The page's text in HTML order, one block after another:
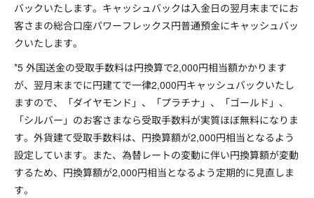
バックいたします。キャッシュバックは入金日の翌月末までにお
客さまの総合口座パワーフレックス円普通預金にキャッシュバッ
クいたします。
*5 外国送金の受取手数料は円換算で2,000円相当額かかります
が、翌月末までに円建てで一律2,000円キャッシュバックいたし
ますので、「ダイヤモンド」、「プラチナ」、「ゴールド」、
「シルバー」のお客さまなら受取手数料が実質ほぼ無料になりま
す。外貨建て受取手数料は、円換算額が2,000円相当となるよう
設定しています。また、為替レートの変動に伴い円換算額が変動
するため、円換算額が2,000円相当となるよう定期的に見直しま
す。